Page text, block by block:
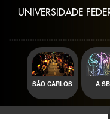
UNIVERSIDADE
SÃO CARLOS A